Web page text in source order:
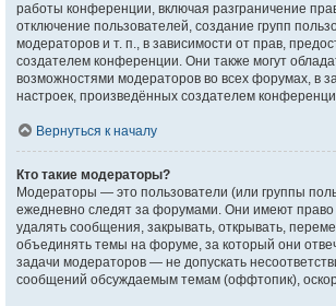
работы конференции, включая разграничение
отключение пользователей, создание групп
модераторов и т. п., в зависимости от прав,
создателем конференции. Они также могут
возможностями модераторов во всех форумах, в
настроек, произведённых создателем
Вернуться к началу
Кто такие модераторы?
Модераторы — это пользователи (или группы
ежедневно следят за форумами. Они имеют право
удалять сообщения, закрывать, открывать,
объединять темы на форуме, за который они
задачи модераторов — не допускать
сообщений обсуждаемым темам (оффтопик),